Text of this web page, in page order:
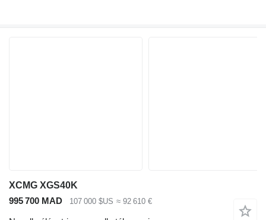
XCMG XGS40K
995 700 MAD
107 000 $US ≈ 92 610 €